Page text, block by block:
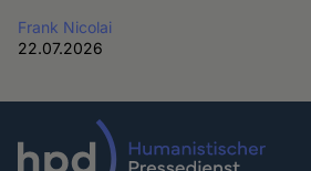
Frank Nicolai
22.07.2026